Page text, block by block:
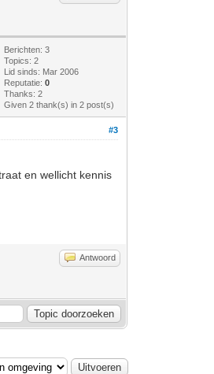
Berichten: 3
Topics: 2
Lid sinds: Mar 2006
Reputatie:0
Thanks: 2
Given 2 thank(s) in 2 post(s)
#3
en wellicht kennis
Antwoord